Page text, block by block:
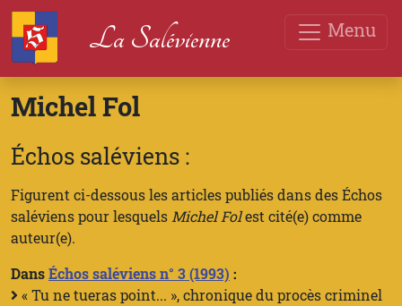
Menu
La Salévienne
Michel Fol
Échos saléviens :
Figurent ci-dessous les articles publiés dans des Échos
saléviens pour lesquels Michel Folest cité(e) comme
auteur(e).
DansÉchos saléviens n° 3 (1993) :
« Tu ne tueras point... », chronique du procès criminel